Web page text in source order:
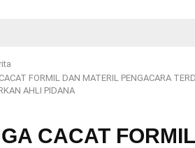
FORMIL DAN MATERIL PENGACARA
AHLI PIDANA
CACAT